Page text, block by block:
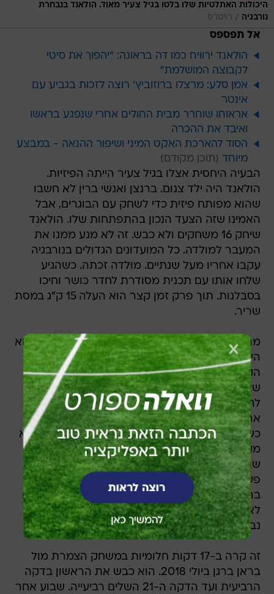
היכולות האתלטיות שלו בלטו בגיל צעיר מאוד. הולאנד בנבחרת
נורבגיה / רויטרס
אל תפספס
הולאנד ירוויח כמו דה בראונה: "יהפוך את סיטי
לקבוצה המושלמת"
אמן סלע: מרצלו ברוזוביץ' רוצה לזכות בגביע עם
אינטר
אראוחו שוחרר מבית החולים אחרי שנפגע בראשו
ואיבד את ההכרה
הסוד להארכת האקט המיני ושיפור ההנאה - במבצע
מיוחד
הבעיה היחסית אצלו בגיל צעיר הייתה הפיזיות.
הולאנד היה ילד צנום. ברנצן ואנשי ברין לא חשבו
שהוא מפותח פיזית כדי לשחק עם הבוגרים, אבל
האמינו שזה הצעד הנכון בהתפתחות שלו. הולאנד
שיחק 16 משחקים ולא כבש. זה לא מנע ממנו את
המעבר למולדה. כל המועדונים הגדולים בנורבגיה
עקבו אחריו מעל שנתיים. מולדה זכתה. כשהגיע
שלחו אותו עם תכנית מסודרת לחדר כושר וחיכו
בסבלנות. תוך פרק זמן קצר הוא העלה 15 ק"ג במסת
שריר.
מה שמיוחד בסיפור ההצלחה של ארלינג הולאנד הוא
היכולת שלו ושל הסובבים אותו להתמודד עם
הקשיים. בגיל צעיר מאוד, כל איש ואישה בברין ידעו
שצומח פה כוכב. הזהות של אבא שלו רק הוסיפה
להייפ. ציפיות כאלה יכולות גם לרסק שחקן, אבל על
ארלינג שמרו. תכננו בקפידה כל צעד. לא נלחצו גם
כשדברים לקחו קצת זמן. מולדה, למשל, ידעה שהיא
מקבלת שחקן שצריך לעבוד עליו, אבל גם כזה
שהראש שלו נמצא במקום הנכון. "הוא עשה כל
פעולה בלי לדאוג מהשלכות שליליות. זה לא עבר לו
בראש", אמר המנכ"ל אויסטיין נירלנד. "אף אחד שם
לא התרגש כשהולאנד לא הבקיע או לא הרשים עם
נבחרת הנערים ביורו. חיכו בסבלנות שזה יתפוצץ.
זה קרה ב-17 דקות חלומיות במשחק הצמרת מול
בראן ברגן ביולי 2018. הוא כבש את הראשון בדקה
הרביעית ועד הדקה ה-21 השלים רביעייה. שבוע אחר